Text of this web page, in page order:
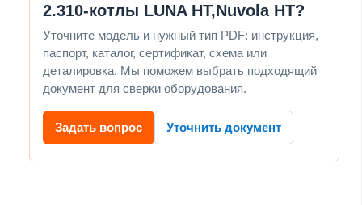
2.310-котлы LUNA HT,Nuvola HT?
Уточните модель и нужный тип PDF: инструкция,
паспорт, каталог, сертификат, схема или
деталировка. Мы поможем выбрать подходящий
документ для сверки оборудования.
Задать вопрос Уточнить документ